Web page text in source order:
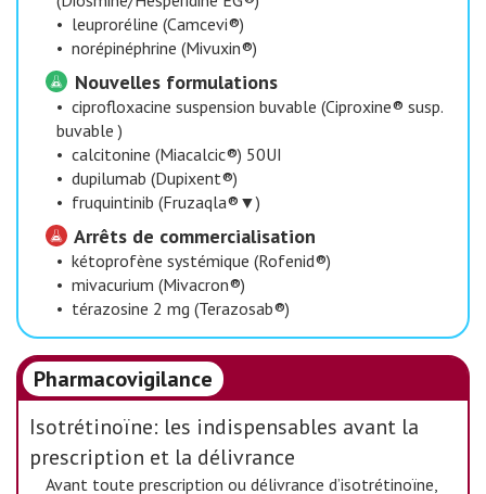
• leuproréline (Camcevi®)
• norépinéphrine (Mivuxin®)
Nouvelles formulations
• ciprofloxacine suspension buvable (Ciproxine® susp.
buvable )
• calcitonine (Miacalcic®) 50UI
• dupilumab (Dupixent®)
• fruquintinib (Fruzaqla®▼)
Arrêts de commercialisation
• kétoprofène systémique (Rofenid®)
• mivacurium (Mivacron®)
• térazosine 2 mg (Terazosab®)
Pharmacovigilance
Isotrétinoïne: les indispensables avant la
prescription et la délivrance
Avant toute prescription ou délivrance d’isotrétinoïne,